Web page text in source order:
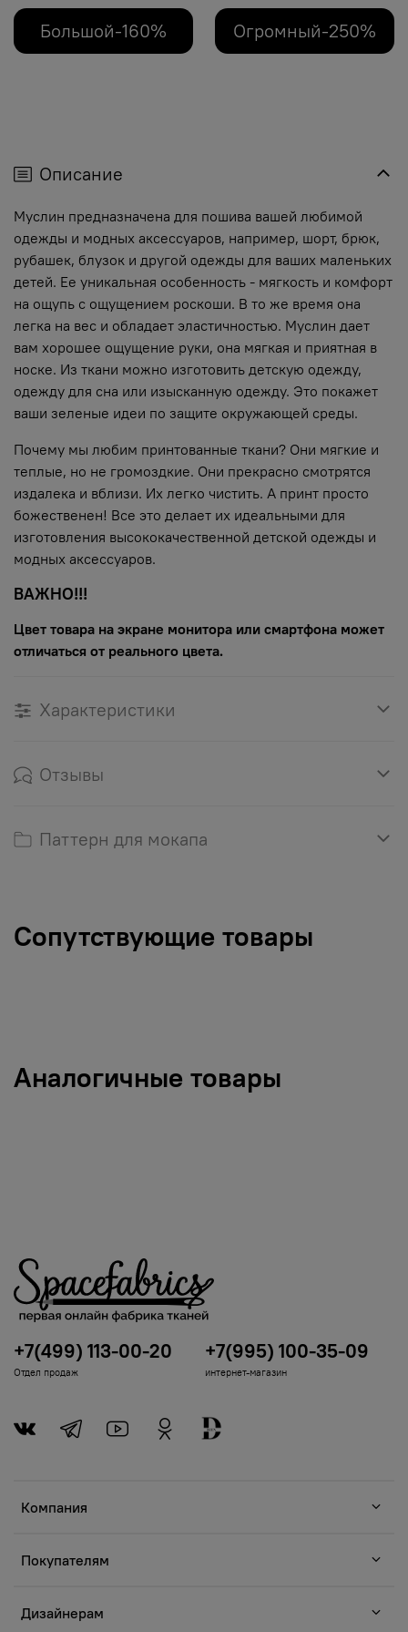
Большой-160% Огромный-250%
Описание
Муслин предназначена для пошива вашей любимой
одежды и модных аксессуаров, например, шорт, брюк,
рубашек, блузок и другой одежды для ваших маленьких
детей. Ее уникальная особенность - мягкость и комфорт
на ощупь с ощущением роскоши. В то же время она
легка на вес и обладает эластичностью. Муслин дает
вам хорошее ощущение руки, она мягкая и приятная в
носке. Из ткани можно изготовить детскую одежду,
одежду для сна или изысканную одежду. Это покажет
ваши зеленые идеи по защите окружающей среды.
Почему мы любим принтованные ткани? Они мягкие и
теплые, но не громоздкие. Они прекрасно смотрятся
издалека и вблизи. Их легко чистить. А принт просто
божественен! Все это делает их идеальными для
изготовления высококачественной детской одежды и
модных аксессуаров.
ВАЖНО!!!
Цвет товара на экране монитора или смартфона может
отличаться от реального цвета.
Характеристики
Отзывы
Паттерн для мокапа
Сопутствующие товары
Аналогичные товары
Компания
Покупателям
Дизайнерам
+7(499) 113-00-20
Отдел продаж
+7(995) 100-35-09
интернет-магазин